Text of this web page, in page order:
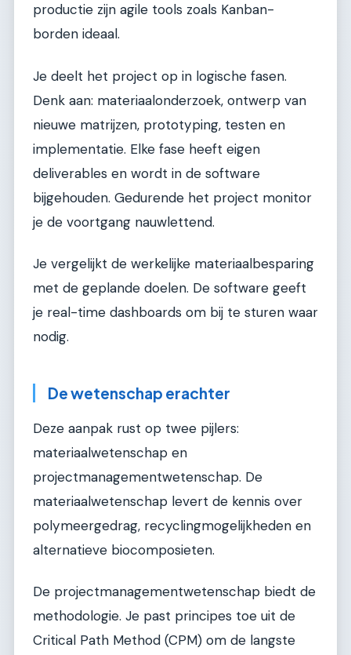
productie zijn agile tools zoals Kanban-
borden ideaal.
Je deelt het project op in logische fasen.
Denk aan: materiaalonderzoek, ontwerp van
nieuwe matrijzen, prototyping, testen en
implementatie. Elke fase heeft eigen
deliverables en wordt in de software
bijgehouden. Gedurende het project monitor
je de voortgang nauwlettend.
Je vergelijkt de werkelijke materiaalbesparing
met de geplande doelen. De software geeft
je real-time dashboards om bij te sturen waar
nodig.
De wetenschap erachter
Deze aanpak rust op twee pijlers:
materiaalwetenschap en
projectmanagementwetenschap. De
materiaalwetenschap levert de kennis over
polymeergedrag, recyclingmogelijkheden en
alternatieve biocomposieten.
De projectmanagementwetenschap biedt de
methodologie. Je past principes toe uit de
Critical Path Method (CPM) om de langste